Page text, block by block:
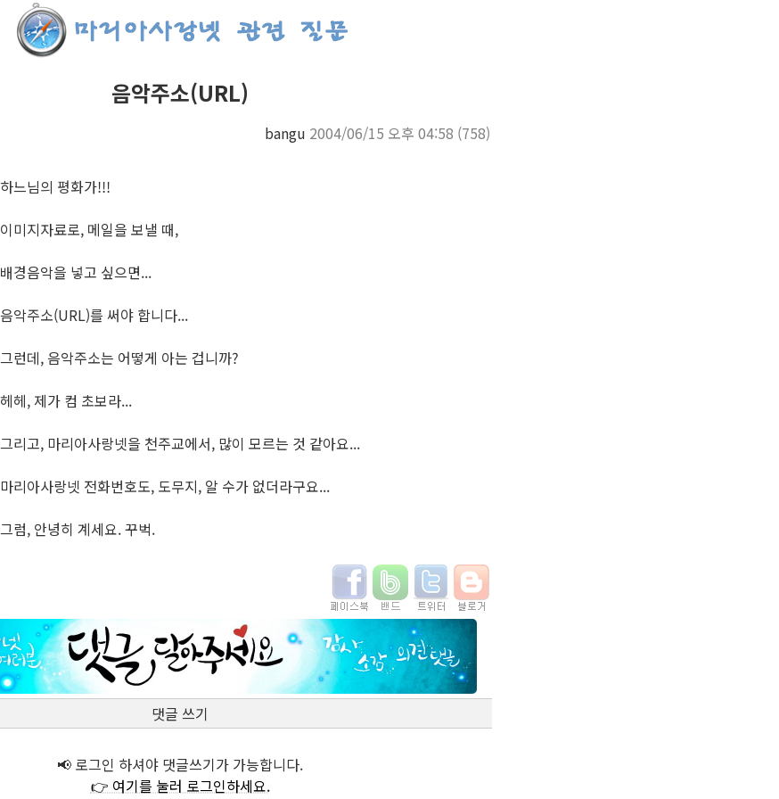
음악주소(URL)
bangu 2004/06/15 오후 04:58 (758)
하느님의 평화가!!!
이미지자료로, 메일을 보낼 때,
배경음악을 넣고 싶으면...
음악주소(URL)를 써야 합니다...
그런데, 음악주소는 어떻게 아는 겁니까?
헤헤, 제가 컴 초보라...
그리고, 마리아사랑넷을 천주교에서, 많이 모르는 것 같아요...
마리아사랑넷 전화번호도, 도무지, 알 수가 없더라구요...
그럼, 안녕히 계세요. 꾸벅.
댓글 쓰기
📢 로그인 하셔야 댓글쓰기가 가능합니다.
👉 여기를 눌러 로그인하세요.